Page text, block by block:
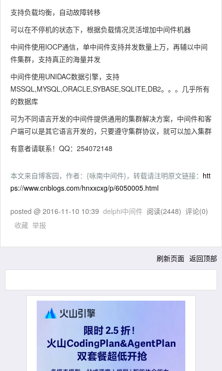
支持负载均衡，自动故障转移
可以在不停机的状态下，根据负载情况灵活增加中间件机器
中间件使用IOCP通信，单中间件支持并发数量上万，再辅以中间
件集群，支持真正的海量并发
中间件使用UNIDAC数据引擎，支持
MSSQL,MYSQL,ORACLE,SYBASE,SQLITE,DB2。。。几乎所有
的数据库
可为不同语言开发的中间件提供通用的集群解决方案，中间件和客
户端可以是其它语言开发的，只要遵守集群协议，就可以加入集群
有意者请联系！QQ：254072148
本文来自博客园，作者：{咏南中间件}，转载请注明原文链接： htt
ps://www.cnblogs.com/hnxxcxg/p/6050005.html
posted @ 2016-11-10 10:39 delphi中间件 阅读(2448) 评论(0)
收藏 举报
刷新页面 返回顶部